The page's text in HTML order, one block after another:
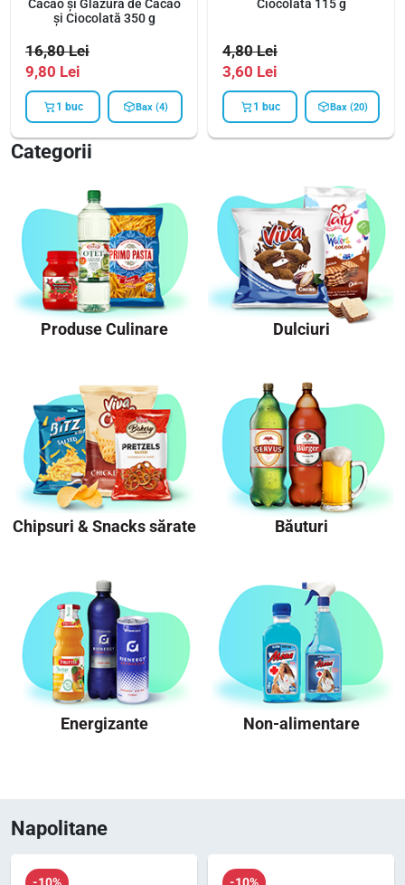
Cacao și Glazură de Cacao
și Ciocolată 350 g
16,80Lei
9,80 Lei
1 buc Bax (4)
Ciocolată 115 g
4,80Lei
3,60 Lei
1 buc Bax (20)
Categorii
Produse Culinare Dulciuri
Chipsuri & Snacks sărate Băuturi
Energizante Non-alimentare
Napolitane